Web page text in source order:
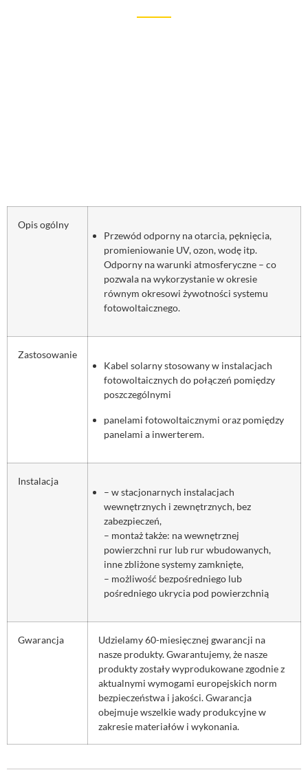
Opis ogólny
Przewód odporny na otarcia, pęknięcia,
promieniowanie UV, ozon, wodę itp.
Odporny na warunki atmosferyczne – co
pozwala na wykorzystanie w okresie
równym okresowi żywotności systemu
fotowoltaicznego.
Zastosowanie
Kabel solarny stosowany w instalacjach
fotowoltaicznych do połączeń pomiędzy
poszczególnymi
panelami fotowoltaicznymi oraz pomiędzy
panelami a inwerterem.
Instalacja
– w stacjonarnych instalacjach
wewnętrznych i zewnętrznych, bez
zabezpieczeń,
– montaż także: na wewnętrznej
powierzchni rur lub rur wbudowanych,
inne zbliżone systemy zamknięte,
– możliwość bezpośredniego lub
pośredniego ukrycia pod powierzchnią
Gwarancja
Udzielamy 60-miesięcznej gwarancji na
nasze produkty. Gwarantujemy, że nasze
produkty zostały wyprodukowane zgodnie z
aktualnymi wymogami europejskich norm
bezpieczeństwa i jakości. Gwarancja
obejmuje wszelkie wady produkcyjne w
zakresie materiałów i wykonania.